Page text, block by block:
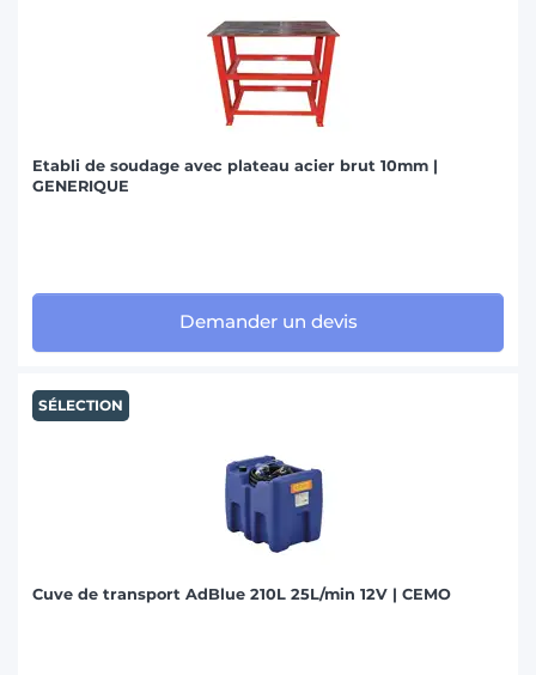
Etabli de soudage avec plateau acier brut 10mm |
GENERIQUE
Demander un devis
SÉLECTION
Cuve de transport AdBlue 210L 25L/min 12V | CEMO